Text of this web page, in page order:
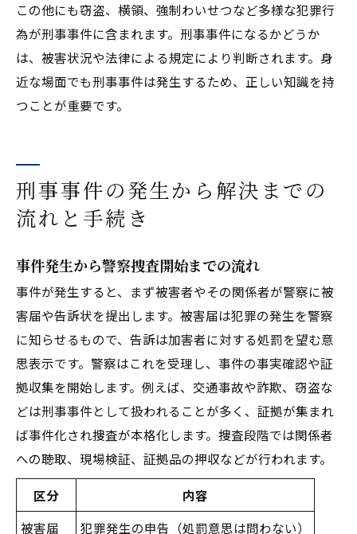
この他にも窃盗、横領、強制わいせつなど多様な犯罪行
為が刑事事件に含まれます。刑事事件になるかどうか
は、被害状況や法律による規定により判断されます。身
近な場面でも刑事事件は発生するため、正しい知識を持
つことが重要です。
刑事事件の発生から解決までの
流れと手続き
事件発生から警察捜査開始までの流れ
事件が発生すると、まず被害者やその関係者が警察に被
害届や告訴状を提出します。被害届は犯罪の発生を警察
に知らせるもので、告訴は加害者に対する処罰を望む意
思表示です。警察はこれを受理し、事件の事実確認や証
拠収集を開始します。例えば、交通事故や詐欺、窃盗な
どは刑事事件として扱われることが多く、証拠が集まれ
ば事件化され捜査が本格化します。捜査段階では関係者
への聴取、現場検証、証拠品の押収などが行われます。
区分
内容
被害届
犯罪発生の申告（処罰意思は問わない）